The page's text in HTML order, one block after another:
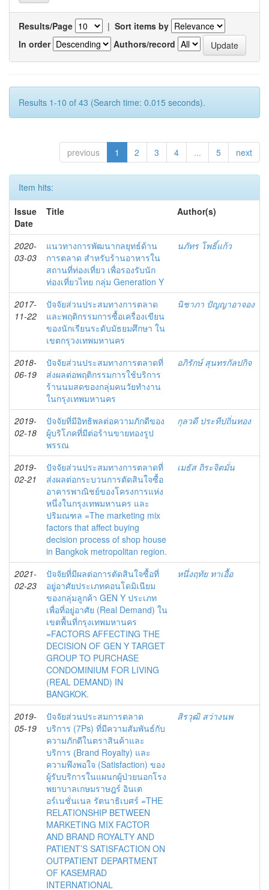
Results/Page | Sort items by
In order
Authors/record
Results 1-10 of 43 (Search time: 0.015 seconds).
previous 1 2 3 4 ... 5 next
Item hits:
Issue
Date
Title Author(s)
2020-
03-03
แนวทางการพัฒนากลยุทธ์ด้าน
การตลาด สำหรับร้านอาหารใน
สถานที่ท่องเที่ยว เพื่อรองรับนัก
ท่องเที่ยวไทย กลุ่ม Generation Y
นภัทร โพธิ์แก้ว
2017-
11-22
ปัจจัยส่วนประสมทางการตลาด
และพฤติกรรมการซื้อเครื่องเขียน
ของนักเรียนระดับมัธยมศึกษา ใน
เขตกรุวงเทพมหานคร
นิชาภา ปัญญาอาจอง
2018-
06-19
ปัจจัยส่วนประสมทางการตลาดที่
ส่งผลต่อพฤติกรรมการใช้บริการ
ร้านนมสดของกลุ่มคนวัยทำงาน
ในกรุงเทพมหานคร
อภิรักษ์ สุนทรกัลปกิจ
2019-
02-18
ปัจจัยที่มีอิทธิพลต่อความภักดีของ
ผู้บริโภคที่มีต่อร้านขายทองรูป
พรรณ
กุลวดี ประทีปถิ่นทอง
2019-
02-21
ปัจจัยส่วนประสมทางการตลาดที่
ส่งผลต่อกระบวนการตัดสินใจซื้อ
อาคารพาณิชย์ของโครงการแห่ง
หนึ่งในกรุงเทพมหานคร และ
ปริมณฑล =The marketing mix
factors that affect buying
decision process of shop house
in Bangkok metropolitan region.
เมธัส ถิระจิตมั่น
2021-
02-23
ปัจจัยที่มีผลต่อการตัดสินใจซื้อที่
อยู่อาศัยประเภทคอนโดมิเนียม
ของกลุ่มลูกค้า GEN Y ประเภท
เพื่อที่อยู่อาศัย (Real Demand) ใน
เขตพื้นที่กรุงเทพมหานคร
=FACTORS AFFECTING THE
DECISION OF GEN Y TARGET
GROUP TO PURCHASE
CONDOMINIUM FOR LIVING
(REAL DEMAND) IN
BANGKOK.
หนึ่งฤทัย ทาเอื้อ
2019-
05-19
ปัจจัยส่วนประสมการตลาด
บริการ (7Ps) ที่มีความสัมพันธ์กับ
ความภักดีในตราสินค้าและ
บริการ (ฺBrand Royalty) และ
ความพึงพอใจ (Satisfaction) ของ
ผู้รับบริการในแผนกผู้ป่วยนอกโรง
พยาบาลเกษมราษฎร์ อินเต
อร์เนชั่นเนล รัตนาธิเบศร์ =THE
RELATIONSHIP BETWEEN
MARKETING MIX FACTOR
AND BRAND ROYALTY AND
PATIENT’S SATISFACTION ON
OUTPATIENT DEPARTMENT
OF KASEMRAD
INTERNATIONAL
สิรวุฒิ สว่างนพ